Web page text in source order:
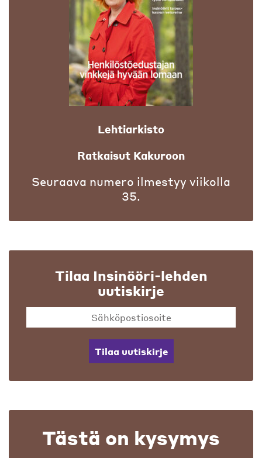
Lehtiarkisto
Ratkaisut Kakuroon
Seuraava numero ilmestyy viikolla
35.
Tilaa Insinööri-lehden
uutiskirje
Tilaa uutiskirje
Tästä on kysymys